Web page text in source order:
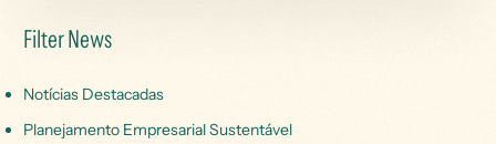
Filter News
Notícias Destacadas
Planejamento Empresarial Sustentável